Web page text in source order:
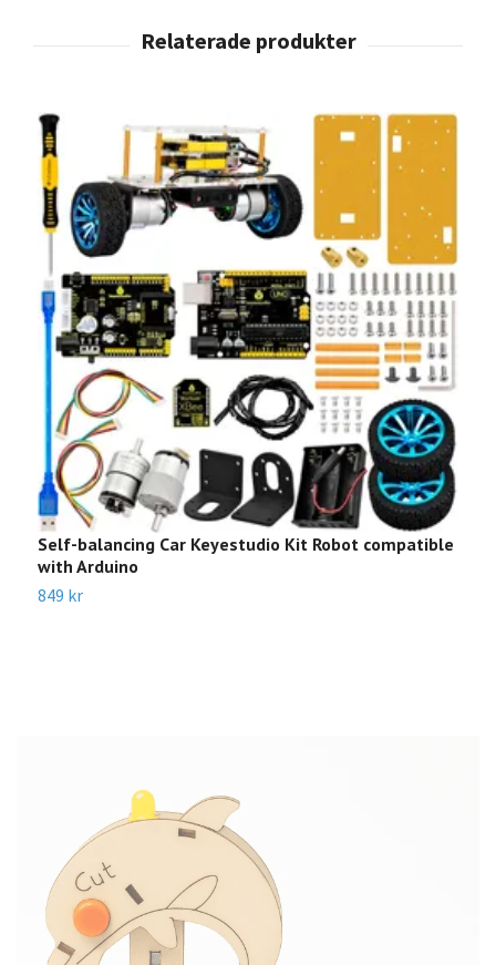
Self-balancing Car Keyestudio Kit Robot compatible
with Arduino
849 kr